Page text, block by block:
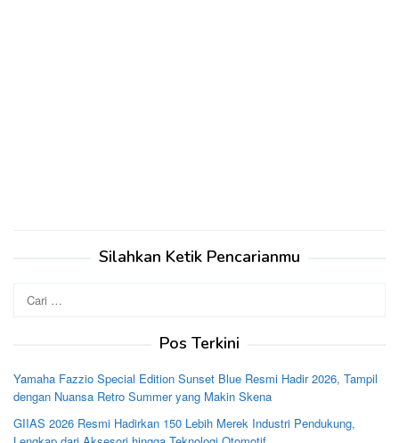
Silahkan Ketik Pencarianmu
untuk:
Pos Terkini
Yamaha Fazzio Special Edition Sunset Blue Resmi Hadir 2026, Tampil
dengan Nuansa Retro Summer yang Makin Skena
GIIAS 2026 Resmi Hadirkan 150 Lebih Merek Industri Pendukung,